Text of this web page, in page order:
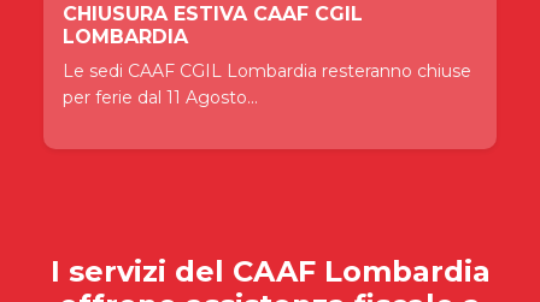
CHIUSURA ESTIVA CAAF CGIL
LOMBARDIA
Le sedi CAAF CGIL Lombardia resteranno chiuse
per ferie dal 11 Agosto...
I servizi del CAAF Lombardia